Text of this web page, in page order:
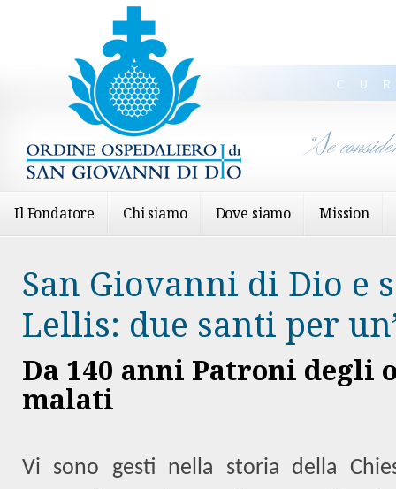
Il Fondatore Chi siamo Dove siamo Mission
“Se
San Giovanni di Dio e
Lellis: due santi per
Da 140 anni Patroni degli
malati
Vi sono gesti nella storia della